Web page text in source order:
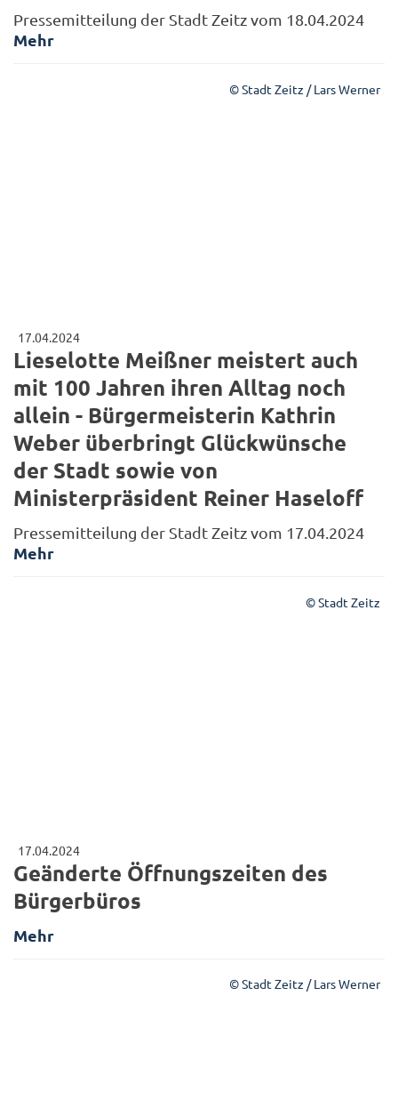
Pressemitteilung der Stadt Zeitz vom 18.04.2024
Mehr
© Stadt Zeitz / Lars Werner
17.04.2024
Lieselotte Meißner meistert auch
mit 100 Jahren ihren Alltag noch
allein - Bürgermeisterin Kathrin
Weber überbringt Glückwünsche
der Stadt sowie von
Ministerpräsident Reiner Haseloff
Pressemitteilung der Stadt Zeitz vom 17.04.2024
Mehr
© Stadt Zeitz
17.04.2024
Geänderte Öffnungszeiten des
Bürgerbüros
Mehr
© Stadt Zeitz / Lars Werner